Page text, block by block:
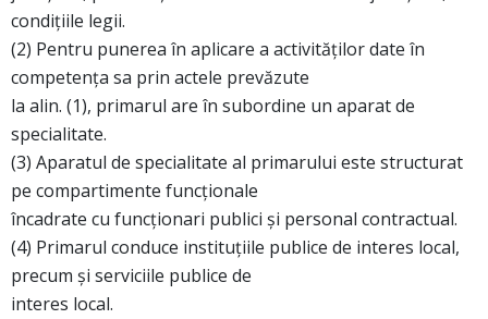
condiţiile legii.
(2) Pentru punerea în aplicare a activităţilor date în
competenţa sa prin actele prevăzute
la alin. (1), primarul are în subordine un aparat de
specialitate.
(3) Aparatul de specialitate al primarului este structurat
pe compartimente funcţionale
încadrate cu funcţionari publici şi personal contractual.
(4) Primarul conduce instituţiile publice de interes local,
precum şi serviciile publice de
interes local.